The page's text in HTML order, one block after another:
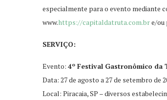
especialmente para o evento mediante
www.https://capitaldatruta.com.bre/ou
SERVIÇO:
Evento: 4º Festival Gastronômico da
Data: 27 de agosto a 27 de setembro de
Local: Piracaia, SP – diversos